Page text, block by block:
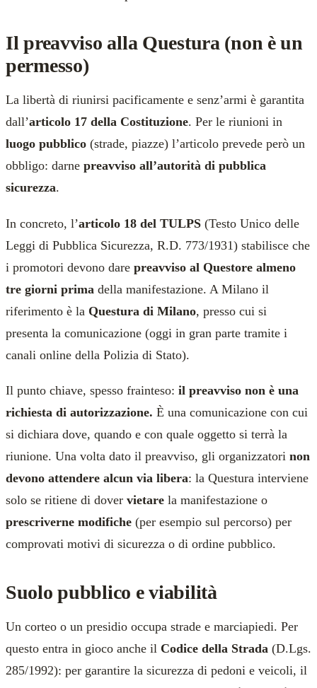
Il preavviso alla Questura (non è un
permesso)
La libertà di riunirsi pacificamente e senz’armi è garantita
dall’articolo 17 della Costituzione. Per le riunioni in
luogo pubblico (strade, piazze) l’articolo prevede però un
obbligo: darne preavviso all’autorità di pubblica
sicurezza.
In concreto, l’articolo 18 del TULPS (Testo Unico delle
Leggi di Pubblica Sicurezza, R.D. 773/1931) stabilisce che
i promotori devono dare preavviso al Questore almeno
tre giorni prima della manifestazione. A Milano il
riferimento è la Questura di Milano, presso cui si
presenta la comunicazione (oggi in gran parte tramite i
canali online della Polizia di Stato).
Il punto chiave, spesso frainteso: il preavviso non è una
richiesta di autorizzazione. È una comunicazione con cui
si dichiara dove, quando e con quale oggetto si terrà la
riunione. Una volta dato il preavviso, gli organizzatori non
devono attendere alcun via libera: la Questura interviene
solo se ritiene di dover vietare la manifestazione o
prescriverne modifiche (per esempio sul percorso) per
comprovati motivi di sicurezza o di ordine pubblico.
Suolo pubblico e viabilità
Un corteo o un presidio occupa strade e marciapiedi. Per
questo entra in gioco anche il Codice della Strada (D.Lgs.
285/1992): per garantire la sicurezza di pedoni e veicoli, il